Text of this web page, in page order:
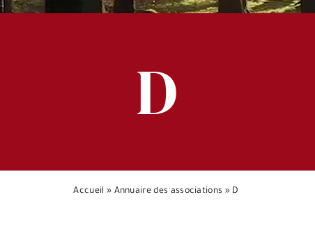
D
Accueil » Annuaire des associations » D